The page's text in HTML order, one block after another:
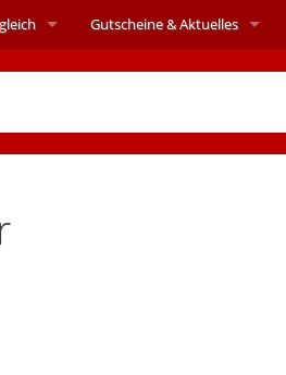
Gutscheine &Aktuelles